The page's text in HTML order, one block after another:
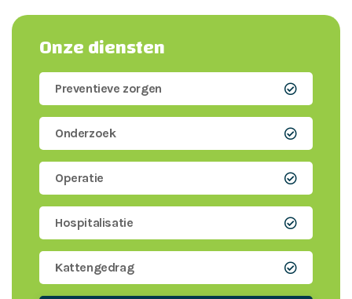
Onze diensten
Preventieve zorgen
Onderzoek
Operatie
Hospitalisatie
Kattengedrag